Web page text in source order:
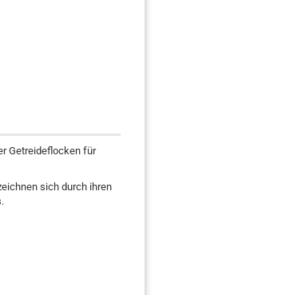
Getreideflocken für
sich durch ihren